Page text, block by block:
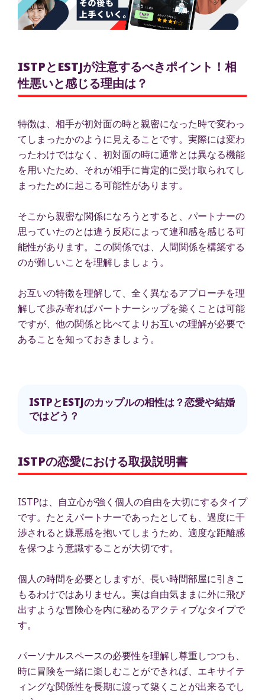
ISTPとESTJが注意するべきポイント！相
性悪いと感じる理由は？
特徴は、相手が初対面の時と親密になった時で変わっ
てしまったかのように見えることです。実際には変わ
ったわけではなく、初対面の時に通常とは異なる機能
を用いたため、それが相手に肯定的に受け取られてし
まったために起こる可能性があります。
そこから親密な関係になろうとすると、パートナーの
思っていたのとは違う反応によって違和感を感じる可
能性があります。この関係では、人間関係を構築する
のが難しいことを理解しましょう。
お互いの特徴を理解して、全く異なるアプローチを理
解して歩み寄ればパートナーシップを築くことは可能
ですが、他の関係と比べてよりお互いの理解が必要で
あることを知っておきましょう。
ISTPとESTJのカップルの相性は？恋愛や結婚
ではどう？
ISTPの恋愛における取扱説明書
ISTPは、自立心が強く個人の自由を大切にするタイプ
です。たとえパートナーであったとしても、過度に干
渉されると嫌悪感を抱いてしまうため、適度な距離感
を保つよう意識することが大切です。
個人の時間を必要としますが、長い時間部屋に引きこ
もるわけではありません。実は自由気ままに外に飛び
出すような冒険心を内に秘めるアクティブなタイプで
す。
パーソナルスペースの必要性を理解し尊重しつつも、
時に冒険を一緒に楽しむことができれば、エキサイテ
ィングな関係性を長期に渡って築くことが出来るでし